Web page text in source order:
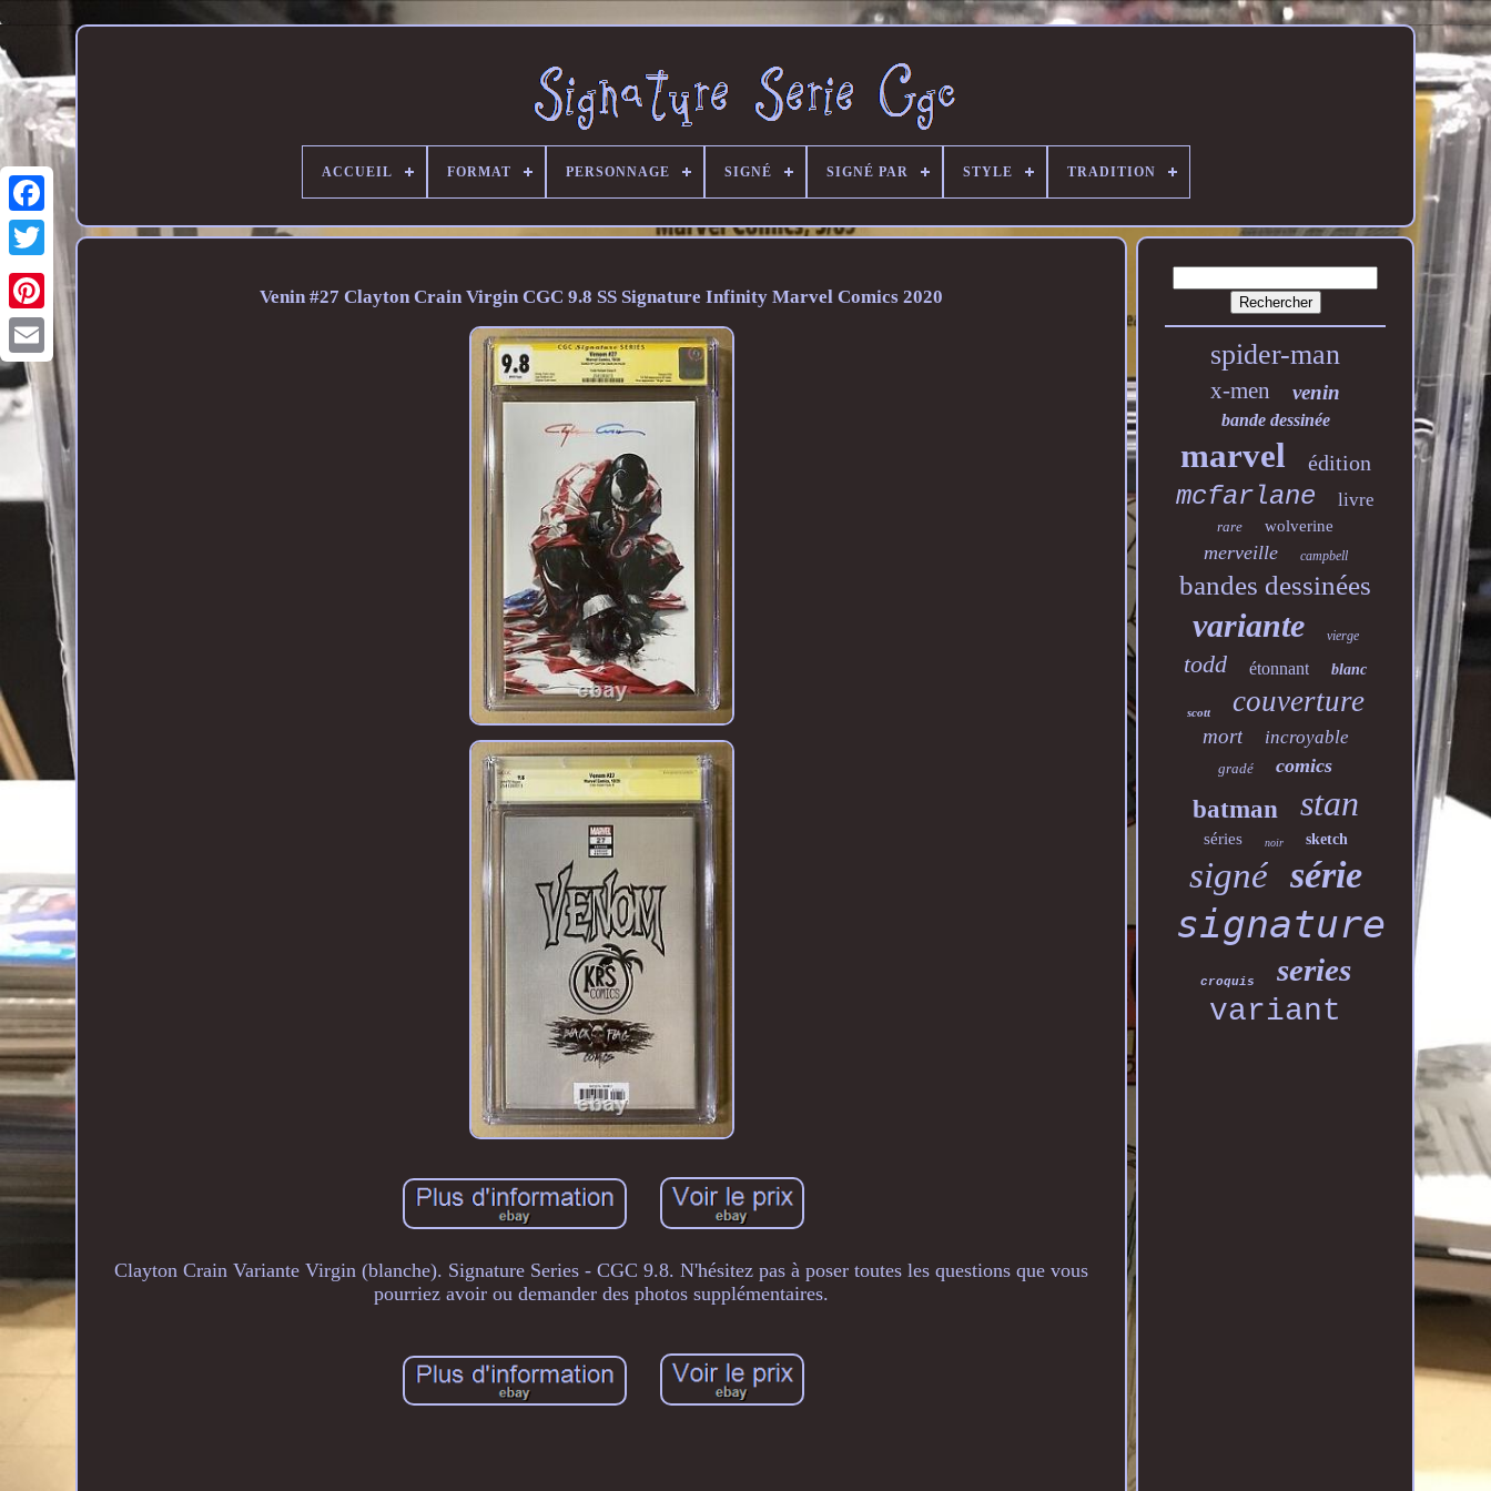
ACCUEIL FORMAT PERSONNAGE SIGNÉ SIGNÉ PAR STYLE TRADITION
Venin #27 Clayton Crain Virgin CGC 9.8 SS Signature Infinity Marvel Comics 2020
Clayton Crain Variante Virgin (blanche). Signature Series - CGC 9.8. N'hésitez pas à poser toutes les questions que vous
pourriez avoir ou demander des photos supplémentaires.
spider-man
x-men venin
bande dessinée
marvel édition
mcfarlane livre
rare wolverine
merveille campbell
bandes dessinées
variante vierge
todd étonnant blanc
scott couverture
mort incroyable
gradé comics
batman stan
séries noir sketch
signé série
signature
croquis series
variant